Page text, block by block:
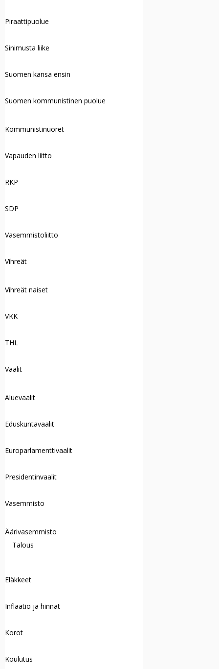
Piraattipuolue
Sinimusta liike
Suomen kansa ensin
Suomen kommunistinen puolue
Kommunistinuoret
Vapauden liitto
RKP
SDP
Vasemmistoliitto
Vihreät
Vihreät naiset
VKK
THL
Vaalit
Aluevaalit
Eduskuntavaalit
Europarlamenttivaalit
Presidentinvaalit
Vasemmisto
Äärivasemmisto
Talous
Eläkkeet
Inflaatio ja hinnat
Korot
Koulutus